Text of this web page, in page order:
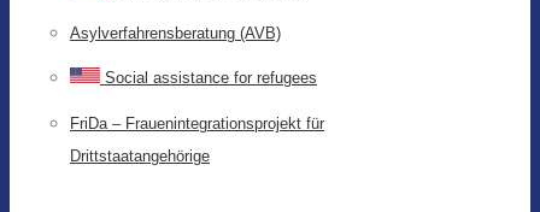
Asylverfahrensberatung (AVB)
Social assistance for refugees
FriDa – Frauenintegrationsprojekt für
Drittstaatangehörige